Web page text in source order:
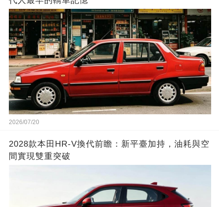
2026/07/20
2028款本田HR-V換代前瞻：新平臺加持，油耗與空
間實現雙重突破